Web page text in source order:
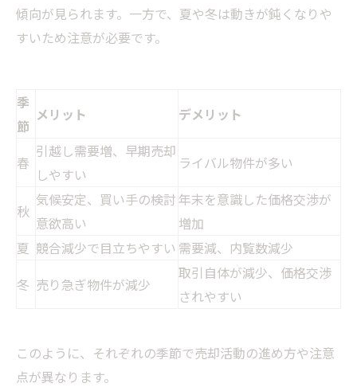
傾向が見られます。一方で、夏や冬は動きが鈍くなりや
すいため注意が必要です。
季
節
メリット デメリット
春
引越し需要増、早期売却
しやすい
ライバル物件が多い
秋
気候安定、買い手の検討
意欲高い
年末を意識した価格交渉が
増加
夏 競合減少で目立ちやすい 需要減、内覧数減少
冬 売り急ぎ物件が減少
取引自体が減少、価格交渉
されやすい
このように、それぞれの季節で売却活動の進め方や注意
点が異なります。